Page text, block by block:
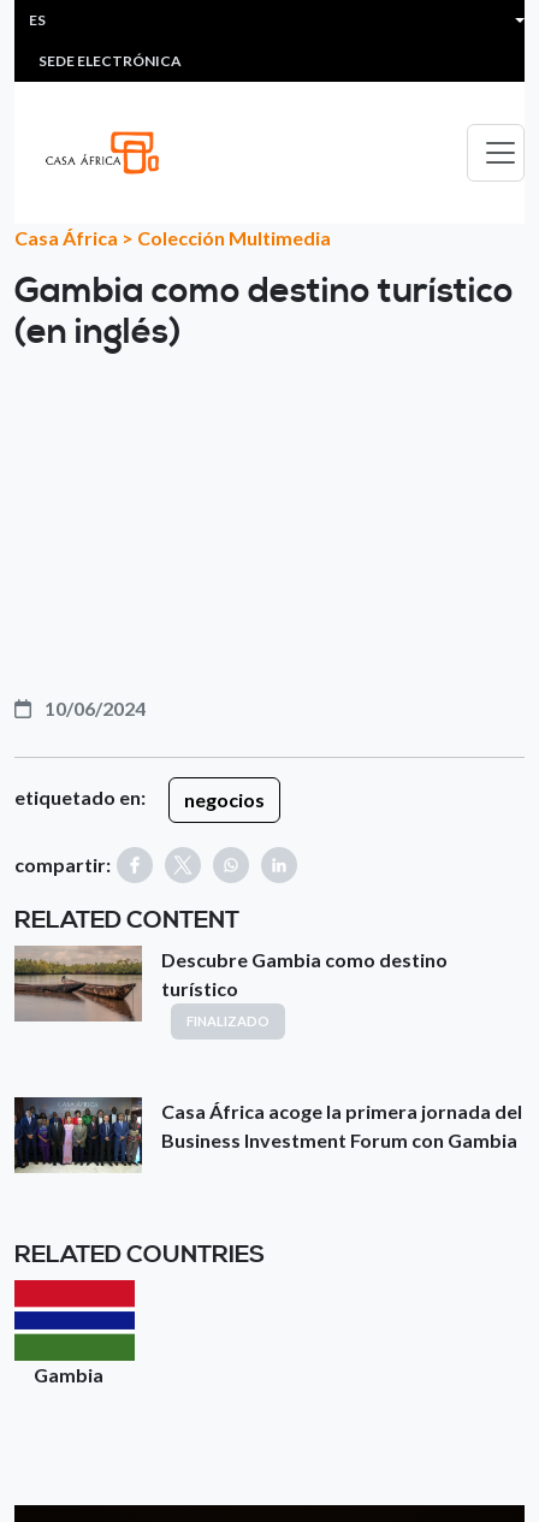
Pasar al contenido principal
HEADER MENU
MULTIMEDIA
SEDE ELECTRÓNICA
ES
Casa África > Colección Multimedia
Gambia como destino turístico
(en inglés)
10/06/2024
etiquetado en: negocios
compartir:
RELATED CONTENT
Descubre Gambia como destino
turístico
FINALIZADO
Casa África acoge la primera jornada del
Business Investment Forum con Gambia
RELATED COUNTRIES
Gambia